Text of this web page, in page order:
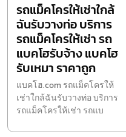
รถแม็คโครให้เช่าใกล้
ฉันรับวางท่อ บริการ
รถแม็คโครให้เช่า รถ
แบคโฮรับจ้าง แบคโฮ
รับเหมา ราคาถูก
แบคโฮ.com รถแม็คโครให้
เช่าใกล้ฉันรับวางท่อ บริการ
รถแม็คโครให้เช่า รถแบ